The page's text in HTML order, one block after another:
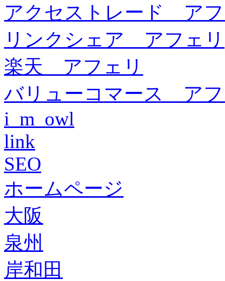
アクセストレード ア
リンクシェア アフェリ
楽天 アフェリ
バリューコマース ア
i_m_owl
link
SEO
ホームページ
大阪
泉州
岸和田